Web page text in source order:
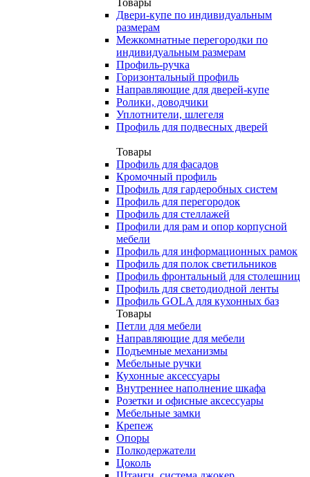
Товары
Двери-купе по индивидуальным
размерам
Межкомнатные перегородки по
индивидуальным размерам
Профиль-ручка
Горизонтальный профиль
Направляющие для дверей-купе
Ролики, доводчики
Уплотнители, шлегеля
Профиль для подвесных дверей
Товары
Профиль для фасадов
Кромочный профиль
Профиль для гардеробных систем
Профиль для перегородок
Профиль для стеллажей
Профили для рам и опор корпусной
мебели
Профиль для информационных рамок
Профиль для полок светильников
Профиль фронтальный для столешниц
Профиль для светодиодной ленты
Профиль GOLA для кухонных баз
Товары
Петли для мебели
Направляющие для мебели
Подъемные механизмы
Мебельные ручки
Кухонные аксессуары
Внутреннее наполнение шкафа
Розетки и офисные аксессуары
Мебельные замки
Крепеж
Опоры
Полкодержатели
Цоколь